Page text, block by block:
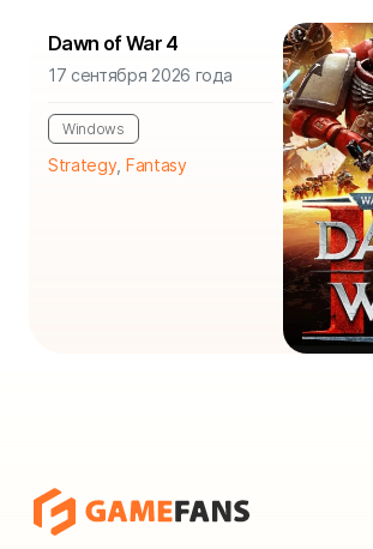
Dawn of War 4
17 сентября 2026 года
Windows
Strategy, Fantasy